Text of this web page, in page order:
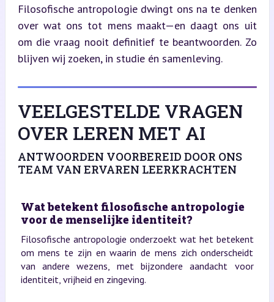
Filosofische antropologie dwingt ons na te denken
over wat ons tot mens maakt—en daagt ons uit
om die vraag nooit definitief te beantwoorden. Zo
blijven wij zoeken, in studie én samenleving.
VEELGESTELDE VRAGEN
OVER LEREN MET AI
ANTWOORDEN VOORBEREID DOOR ONS
TEAM VAN ERVAREN LEERKRACHTEN
Wat betekent filosofische antropologie
voor de menselijke identiteit?
Filosofische antropologie onderzoekt wat het betekent
om mens te zijn en waarin de mens zich onderscheidt
van andere wezens, met bijzondere aandacht voor
identiteit, vrijheid en zingeving.